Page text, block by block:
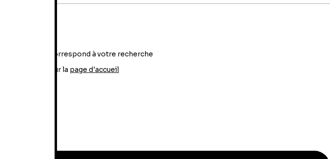
produit ne correspond à votre recherche
Revenir sur la page d'accueil